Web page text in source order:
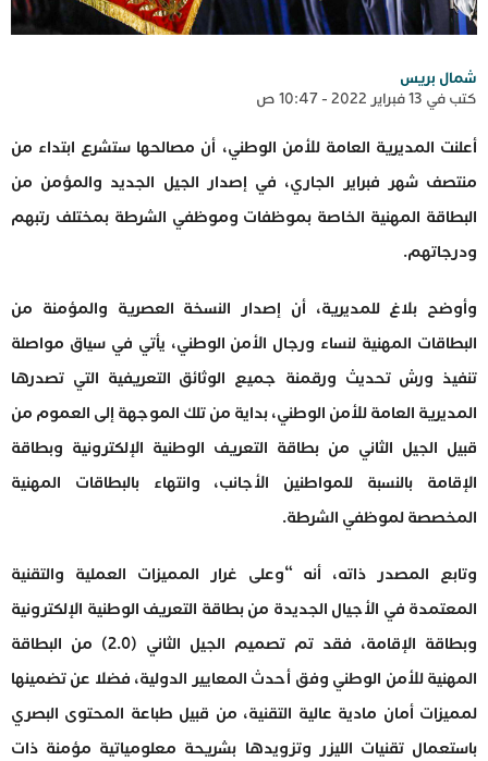
شمال بريس
كتب في 13 فبراير 2022 - 10:47 ص
أعلنت المديرية العامة للأمن الوطني، أن مصالحها ستشرع ابتداء من
منتصف شهر فبراير الجاري، في إصدار الجيل الجديد والمؤمن من
البطاقة المهنية الخاصة بموظفات وموظفي الشرطة بمختلف رتبهم
ودرجاتهم.
وأوضح بلاغ للمديرية، أن إصدار النسخة العصرية والمؤمنة من
البطاقات المهنية لنساء ورجال الأمن الوطني، يأتي في سياق مواصلة
تنفيذ ورش تحديث ورقمنة جميع الوثائق التعريفية التي تصدرها
المديرية العامة للأمن الوطني، بداية من تلك الموجهة إلى العموم من
قبيل الجيل الثاني من بطاقة التعريف الوطنية الإلكترونية وبطاقة
الإقامة بالنسبة للمواطنين الأجانب، وانتهاء بالبطاقات المهنية
المخصصة لموظفي الشرطة.
وتابع المصدر ذاته، أنه “وعلى غرار المميزات العملية والتقنية
المعتمدة في الأجيال الجديدة من بطاقة التعريف الوطنية الإلكترونية
وبطاقة الإقامة، فقد تم تصميم الجيل الثاني (2.0) من البطاقة
المهنية للأمن الوطني وفق أحدث المعايير الدولية، فضلا عن تضمينها
لمميزات أمان مادية عالية التقنية، من قبيل طباعة المحتوى البصري
باستعمال تقنيات الليزر وتزويدها بشريحة معلومياتية مؤمنة ذات